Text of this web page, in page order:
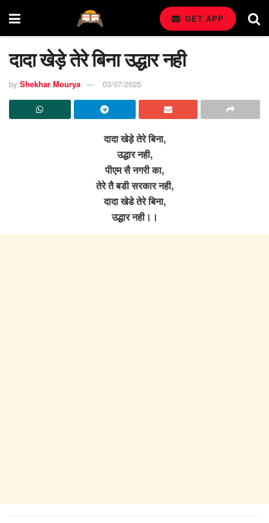
GET APP
दादा खेड़े तेरे बिना उद्धार नही
by Shekhar Mourya 03/07/2025
दादा खेड़े तेरे बिना,
उद्धार नही,
पीएम सै नगरी का,
तेरे तै बडी सरकार नही,
दादा खेडे तेरे बिना,
उद्धार नही।।